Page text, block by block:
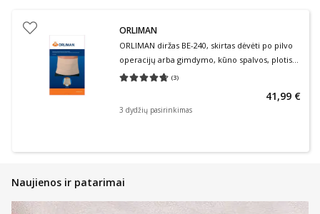
ORLIMAN
ORLIMAN diržas BE-240, skirtas dėvėti po pilvo
operacijų arba gimdymo, kūno spalvos, plotis
24 cm, 1 vnt. (3)
Vidutinis įvertinimas 4.67
41,99 €
3 dydžių pasirinkimas
Naujienos ir patarimai